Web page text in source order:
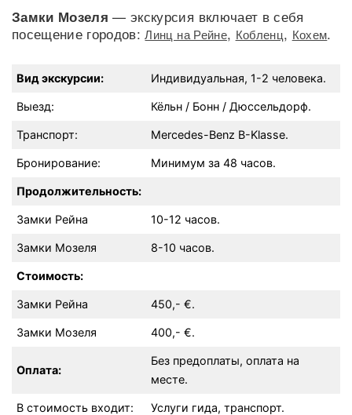
Замки Мозеля — экскурсия включает в себя
посещение городов:Линц на Рейне, Кобленц, Кохем.
Вид экскурсии: Индивидуальная, 1-2 человека.
Выезд: Кёльн / Бонн / Дюссельдорф.
Транспорт: Mercedes-Benz B-Klasse.
Бронирование: Минимум за 48 часов.
Продолжительность:
Замки Рейна 10-12 часов.
Замки Мозеля 8-10 часов.
Стоимость:
Замки Рейна 450,- €.
Замки Мозеля 400,- €.
Оплата:
Без предоплаты, оплата на
месте.
В стоимость входит: Услуги гида, транспорт.